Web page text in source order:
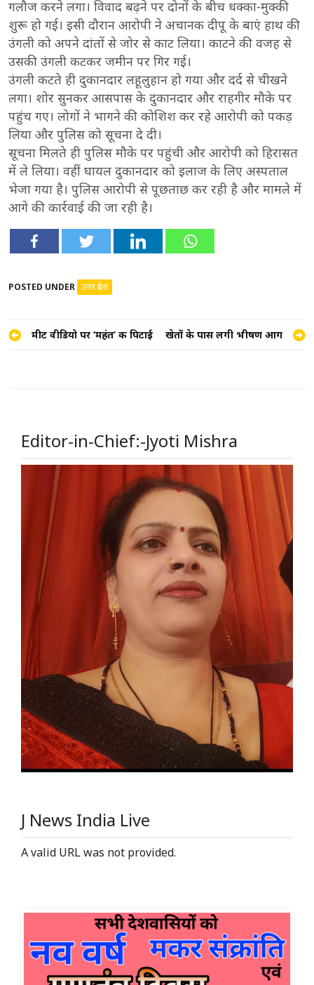
गलौज करने लगा। विवाद बढ़ने पर दोनों के बीच धक्का-मुक्की
शुरू हो गई। इसी दौरान आरोपी ने अचानक दीपू के बाएं हाथ की
उंगली को अपने दांतों से जोर से काट लिया। काटने की वजह से
उसकी उंगली कटकर जमीन पर गिर गई।
उंगली कटते ही दुकानदार लहूलुहान हो गया और दर्द से चीखने
लगा। शोर सुनकर आसपास के दुकानदार और राहगीर मौके पर
पहुंच गए। लोगों ने भागने की कोशिश कर रहे आरोपी को पकड़
लिया और पुलिस को सूचना दे दी।
सूचना मिलते ही पुलिस मौके पर पहुंची और आरोपी को हिरासत
में ले लिया। वहीं घायल दुकानदार को इलाज के लिए अस्पताल
भेजा गया है। पुलिस आरोपी से पूछताछ कर रही है और मामले में
आगे की कार्रवाई की जा रही है।
POSTED UNDER उत्तर प्रदेश
Postमीट वीडियो पर ‘महंत’ की पिटाई खेतों के पास लगी भीषण आग
Editor-in-Chief:-Jyoti Mishra
J News India Live
A valid URL was not provided.